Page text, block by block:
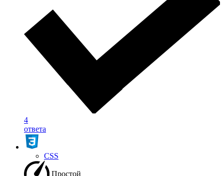
4
ответа
CSS
Простой